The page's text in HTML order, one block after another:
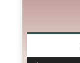
Audiospeler